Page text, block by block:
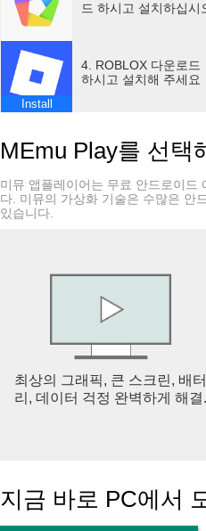
패션 리더 도전하기, 라이벌, 브
는 게임을 시작해 보세요.
ROBLOX에서 할 수 있는 일
- 깊이 있는 롤플레잉 게임, 몰입
- 인기 체험과 새로운 게임을 날
- 대규모 멀티플레이어 전투에
- 게임에는 전리품 상자 및 기타
- 섬세한 복장, 액세서리, 역동적
- 마켓플레이스에서 사용자가
- 독특한 감정 표현과 패션으로
- 모바일, 태블릿, PC, 콘솔, VR
ROBLOX에서 만들고, 플레이하
드 하시고 설치하십시
Install
4. ROBLOX 다운로드
하시고 설치해 주세요
MEmu Play를 선택
미뮤 앱플레이어는 무료 안드로이드
다. 미뮤의 가상화 기술은 수많은 안
있습니다.
최상의 그래픽, 큰 스크린, 배터
리, 데이터 걱정 완벽하게 해결.
지금 바로 PC에서